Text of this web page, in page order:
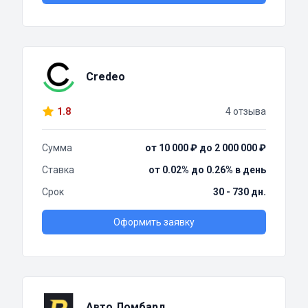
Credeo
1.8 4 отзыва
Сумма
от 10 000 ₽ до 2 000 000 ₽
Ставка
от 0.02% до 0.26% в день
Срок
30 - 730 дн.
Оформить заявку